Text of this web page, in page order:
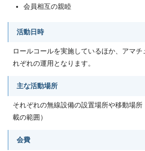
会員相互の親睦
活動日時
ロールコールを実施しているほか、アマ
れぞれの運用となります。
主な活動場所
それぞれの無線設備の設置場所や移動場
載の範囲）
会費